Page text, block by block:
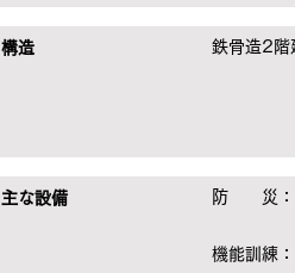
構造 鉄骨造2
主な設備 防 災：ス
機能訓練